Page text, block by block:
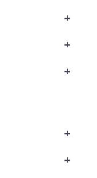
+
+
+
+
+